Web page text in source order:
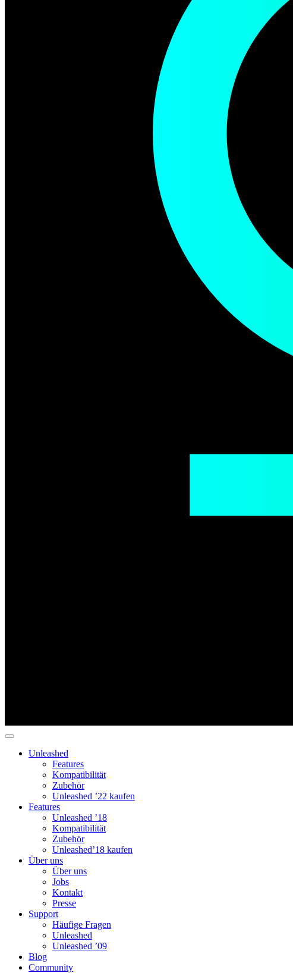
Unleashed
Features
Kompatibilität
Zubehör
Unleashed ’22 kaufen
Features
Unleashed ’18
Kompatibilität
Zubehör
Unleashed’18 kaufen
Über uns
Über uns
Jobs
Kontakt
Presse
Support
Häufige Fragen
Unleashed
Unleashed ’09
Blog
Community